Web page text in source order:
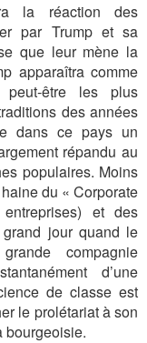
la réaction des
par Trump et sa
que leur mène la
apparaîtra comme
être les plus
des années
dans ce pays un
répandu au
populaires. Moins
du « Corporate
entreprises) et des
jour quand le
compagnie
d’une
de classe est
le prolétariat à son
bourgeoisie.